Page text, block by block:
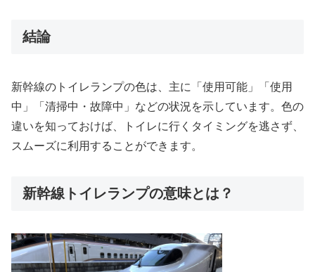
結論
新幹線のトイレランプの色は、主に「使用可能」「使用
中」「清掃中・故障中」などの状況を示しています。色の
違いを知っておけば、トイレに行くタイミングを逃さず、
スムーズに利用することができます。
新幹線トイレランプの意味とは？